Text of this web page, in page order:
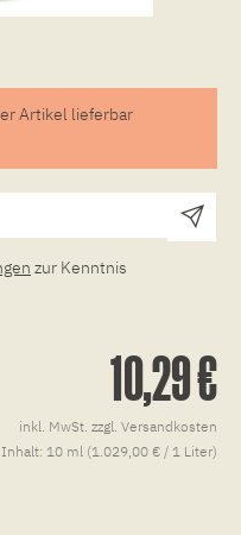
Artikel lieferbar
zur Kenntnis
10,29 €
inkl. MwSt. zzgl. Versandkosten
Inhalt: 10 ml (1.029,00 € / 1 Liter)